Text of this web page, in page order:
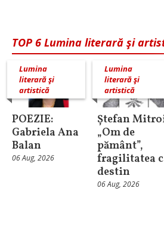
TOP 6 Lumina literară şi
Lumina
literară şi
artistică
POEZIE:
Gabriela Ana
Balan
06 Aug, 2026
Lumina
literară şi
artistică
Ștefan
„Om de
pământ”,
fragilitatea
destin
06 Aug, 2026